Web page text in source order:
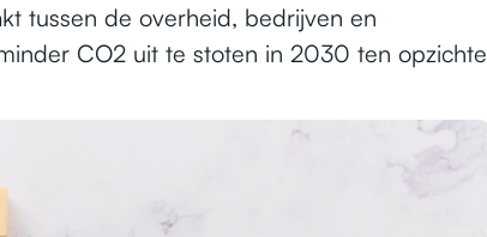
tussen de overheid, bedrijven en
CO2 uit te stoten in 2030 ten opzichte